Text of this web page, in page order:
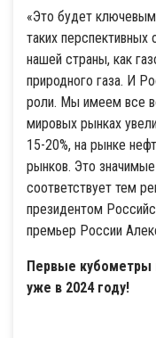
«Это будет
таких перспективных
нашей страны, как
природного газа. И
роли. Мы имеем все
мировых рынках
15-20%, на рынке
рынков. Это
соответствует тем
президентом
премьер России
Первые кубометры
уже в 2024 году!